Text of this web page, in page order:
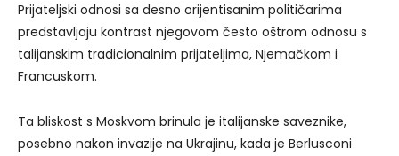
Prijateljski odnosi sa desno orijentisanim političarima
predstavljaju kontrast njegovom često oštrom odnosu s
talijanskim tradicionalnim prijateljima, Njemačkom i
Francuskom.
Ta bliskost s Moskvom brinula je italijanske saveznike,
posebno nakon invazije na Ukrajinu, kada je Berlusconi